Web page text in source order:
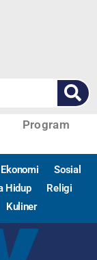
Program
Ekonomi
Sosial
Hidup
Religi
Kuliner